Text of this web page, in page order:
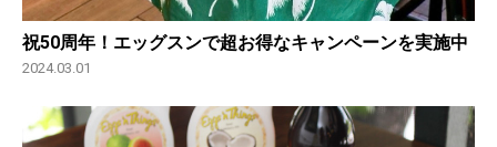
祝50周年！エッグスンで超お得なキャンペーンを実施中
2024.03.01